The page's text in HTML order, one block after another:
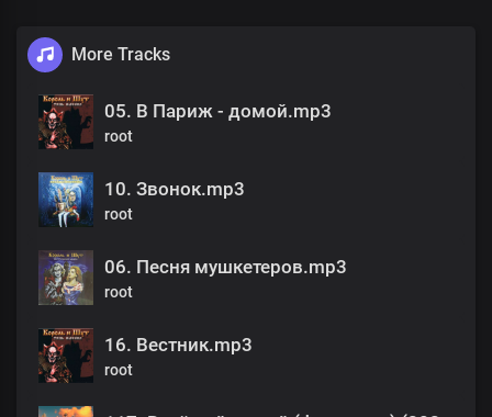
More Tracks
05. В Париж - домой.mp3
root
10. Звонок.mp3
root
06. Песня мушкетеров.mp3
root
16. Вестник.mp3
root